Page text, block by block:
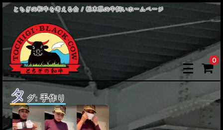
とちぎの和牛を考える会 / 栃木県の牛飼いホームページ
0
タ グ:手作り